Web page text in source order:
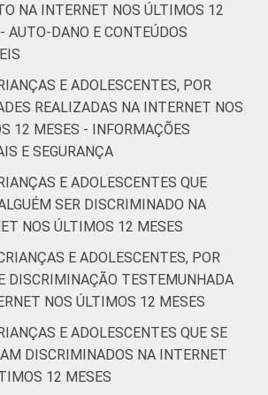
NA INTERNET NOS ÚLTIMOS 12
AUTO-DANO E CONTEÚDOS
E ADOLESCENTES, POR
REALIZADAS NA INTERNET NOS
12 MESES - INFORMAÇÕES
E SEGURANÇA
E ADOLESCENTES QUE
SER DISCRIMINADO NA
NOS ÚLTIMOS 12 MESES
E ADOLESCENTES, POR
DISCRIMINAÇÃO TESTEMUNHADA
NOS ÚLTIMOS 12 MESES
E ADOLESCENTES QUE SE
DISCRIMINADOS NA INTERNET
12 MESES